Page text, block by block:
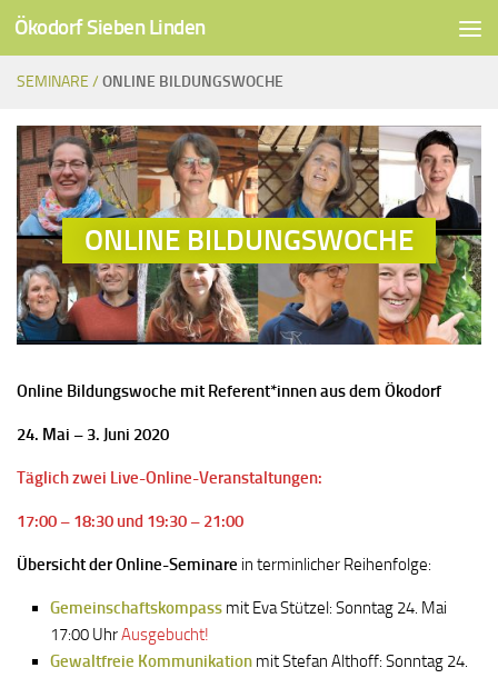
Unter dem Inhalt
Ökodorf Sieben Linden
SEMINARE /ONLINE BILDUNGSWOCHE
ONLINE BILDUNGSWOCHE
Online Bildungswoche mit Referent*innen aus dem Ökodorf
24. Mai – 3. Juni 2020
Täglich zwei Live-Online-Veranstaltungen:
17:00 – 18:30 und 19:30 – 21:00
Übersicht der Online-Seminare in terminlicher Reihenfolge:
Gemeinschaftskompass mit Eva Stützel: Sonntag 24. Mai
17:00 UhrAusgebucht!
Gewaltfreie Kommunikation mit Stefan Althoff: Sonntag 24.